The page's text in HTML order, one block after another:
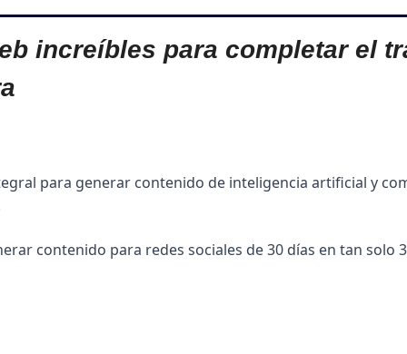
increíbles para completar el
para generar contenido de inteligencia artificial y
contenido para redes sociales de 30 días en tan solo